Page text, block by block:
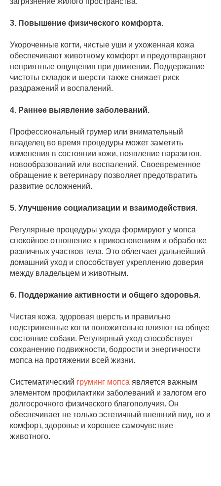
3. Повышение физического комфорта.
Укороченные когти, чистые уши и ухоженная кожа
обеспечивают животному комфорт и предотвращают
неприятные ощущения при движении. Поддержание
чистоты складок и шерсти также снижает риск
раздражений и воспалений.
4. Раннее выявление заболеваний.
Профессиональный грумер или внимательный
владелец во время процедуры может заметить
изменения в состоянии кожи, появление паразитов,
новообразований или воспалений. Своевременное
обращение к ветеринару позволяет предотвратить
развитие осложнений.
5. Улучшение социализации и взаимодействия.
Регулярные процедуры ухода формируют у мопса
спокойное отношение к прикосновениям и обработке
различных участков тела. Это облегчает дальнейший
домашний уход и способствует укреплению доверия
между владельцем и животным.
6. Поддержание активности и общего здоровья.
Чистая кожа, здоровая шерсть и правильно
подстриженные когти положительно влияют на общее
состояние собаки. Регулярный уход способствует
сохранению подвижности, бодрости и энергичности
мопса на протяжении всей жизни.
Систематический груминг мопса является важным
элементом профилактики заболеваний и залогом его
долгосрочного физического благополучия. Он
обеспечивает не только эстетичный внешний вид, но и
комфорт, здоровье и хорошее самочувствие
животного.